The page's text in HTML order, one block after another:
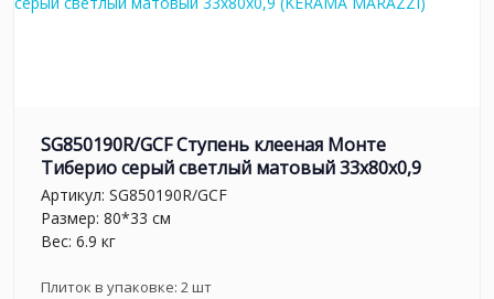
SG850190R/GCF Ступень клееная Монте
Тиберио серый светлый матовый 33x80x0,9
Артикул: SG850190R/GCF
Размер: 80*33 см
Вес: 6.9 кг
Плиток в упаковке: 2шт